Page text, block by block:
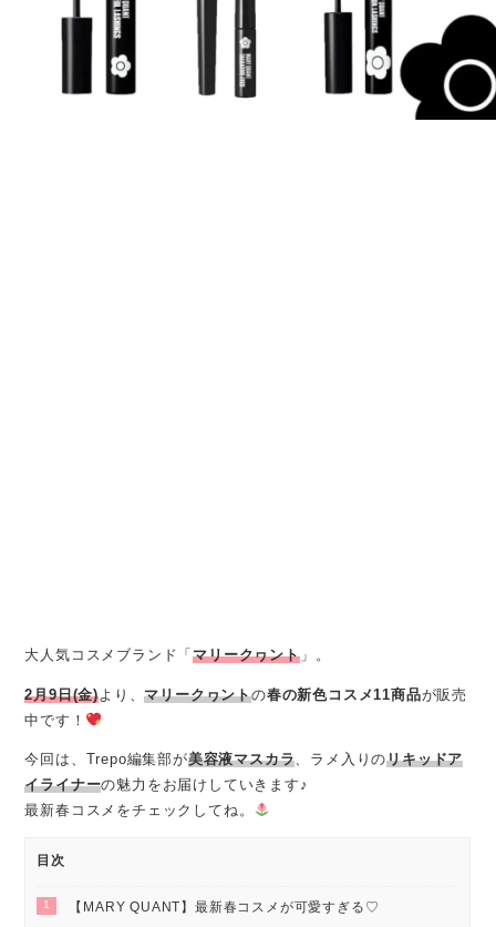
大人気コスメブランド「マリークヮント」。
2月9日(金)より、マリークヮントの春の新色コスメ11商品が販売
中です！
今回は、Trepo編集部が美容液マスカラ、ラメ入りのリキッドア
イライナーの魅力をお届けしていきます♪
最新春コスメをチェックしてね。
目次
1 【MARY QUANT】最新春コスメが可愛すぎる♡